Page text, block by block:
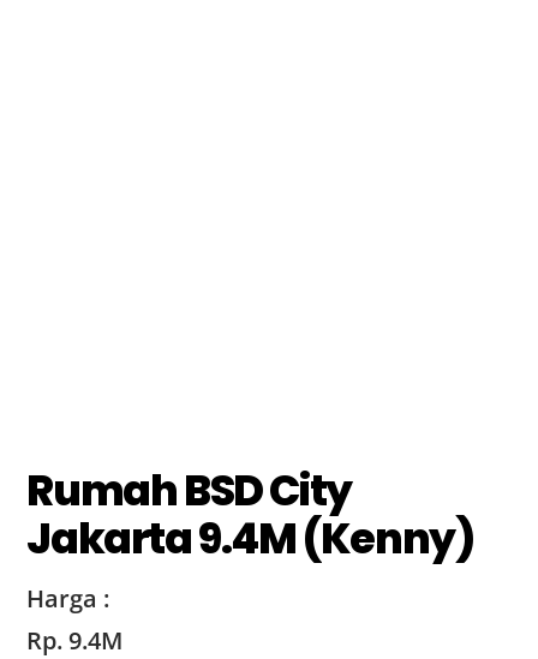
Rumah BSD City
Jakarta 9.4M (Kenny)
Harga :
Rp. 9.4M